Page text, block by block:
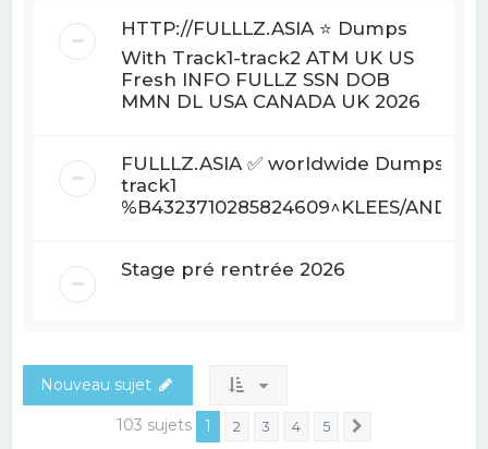
HTTP://FULLLZ.ASIA ⭐️ Dumps
With Track1-track2 ATM UK US
Fresh INFO FULLZ SSN DOB
MMN DL USA CANADA UK 2026
FULLLZ.ASIA ✅ worldwide Dumps
track1
%B4323710285824609^KLEES/
Stage pré rentrée 2026
Nouveau sujet
103 sujets 1 2 3 4 5